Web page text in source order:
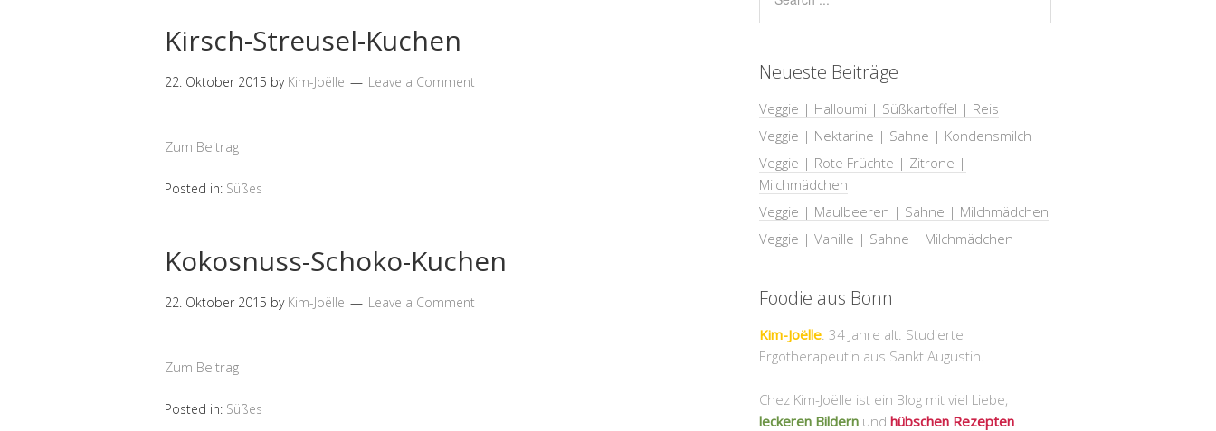
Kirsch-Streusel-Kuchen
22. Oktober 2015 by Kim-Joëlle Leave a Comment
Zum Beitrag
Posted in: Süßes
Kokosnuss-Schoko-Kuchen
22. Oktober 2015 by Kim-Joëlle Leave a Comment
Zum Beitrag
Posted in: Süßes
Neueste Beiträge
Veggie | Halloumi | Süßkartoffel | Reis
Veggie | Nektarine | Sahne | Kondensmilch
Veggie | Rote Früchte | Zitrone |
Milchmädchen
Veggie | Maulbeeren | Sahne | Milchmädchen
Veggie | Vanille | Sahne | Milchmädchen
Foodie aus Bonn
Kim-Joëlle. 34 Jahre alt. Studierte
Ergotherapeutin aus Sankt Augustin.
Chez Kim-Joëlle ist ein Blog mit viel Liebe,
leckeren Bildernund hübschen Rezepten.